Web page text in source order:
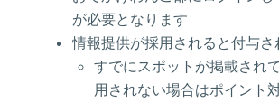
が必要となります
情報提供が採用されると付与さ
すでにスポットが掲載され
用されない場合はポイント